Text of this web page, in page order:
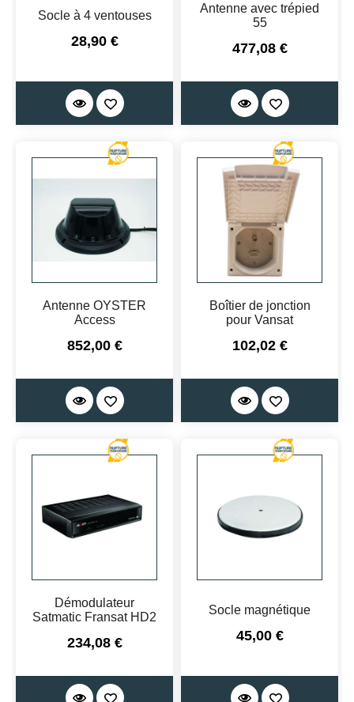
Socle à 4 ventouses
Prix
28,90 €
Antenne avec trépied
55
Prix
477,08 €
Antenne OYSTER
Access
Prix
852,00 €
Boîtier de jonction
pour Vansat
Prix
102,02 €
Démodulateur
Satmatic Fransat HD2
Prix
234,08 €
Socle magnétique
Prix
45,00 €